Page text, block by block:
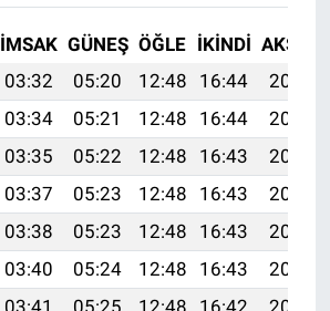
İMSAK GÜNEŞ ÖĞLE İKINDI AKŞAM
03:32 05:20 12:48 16:44
20:07
03:34 05:21 12:48 16:44
20:06
03:35 05:22 12:48 16:43
20:05
03:37 05:23 12:48 16:43
20:04
03:38 05:23 12:48 16:43
20:03
03:40 05:24 12:48 16:43
20:02